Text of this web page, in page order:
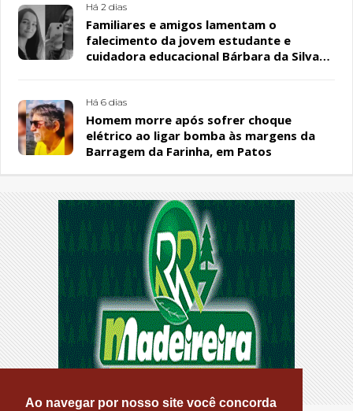
Ao navegar por nosso site você concorda
Há 2 dias
Familiares e amigos lamentam o
falecimento da jovem estudante e
cuidadora educacional Bárbara da Silva
Há 6 dias
Homem morre após sofrer choque
elétrico ao ligar bomba às margens da
Barragem da Farinha, em Patos